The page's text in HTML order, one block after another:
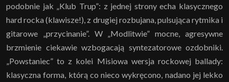
podobnie jak „Klub Trup”: z jednej strony echa klasycznego
hard rocka (klawisze!), z drugiej rozbujana, pulsująca rytmika i
gitarowe „przycinanie”. W „Modlitwie” mocne, agresywne
brzmienie ciekawie wzbogacają syntezatorowe ozdobniki.
„Powstaniec” to z kolei Misiowa wersja rockowej ballady:
klasyczna forma, którą co nieco wykręcono, nadano jej lekko